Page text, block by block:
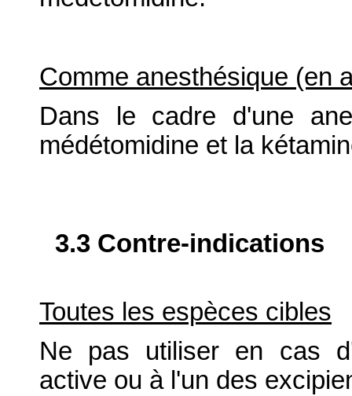
Comme anesthésique (en
Dans le cadre d'une
médétomidine et la
3.3 Contre-indications
Toutes les espèces cibles
Ne pas utiliser en cas
active ou à l'un des